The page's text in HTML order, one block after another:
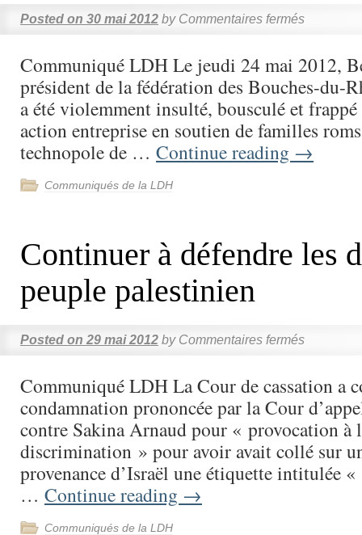
Posted on 30 mai 2012 by Commentaires fermés
Communiqué LDH Le jeudi 24 mai 2012,
président de la fédération des Bouches-du-
a été violemment insulté, bousculé et frappé
action entreprise en soutien de familles
technopole de … Continue reading →
Communiqués de la LDH
Continuer à défendre les
peuple palestinien
Posted on 29 mai 2012 by Commentaires fermés
Communiqué LDH La Cour de cassation a
condamnation prononcée par la Cour
contre Sakina Arnaud pour « provocation à
discrimination » pour avoir avait collé sur
provenance d’Israël une étiquette intitulée
… Continue reading →
Communiqués de la LDH